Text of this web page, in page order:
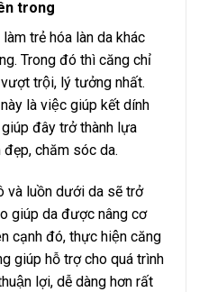
trong
trẻ hóa làn da khác
Trong đó thì căng chỉ
trội, lý tưởng nhất.
là việc giúp kết dính
đây trở thành lựa
chăm sóc da.
và luồn dưới da sẽ trở
giúp da được nâng cơ
cạnh đó, thực hiện căng
giúp hỗ trợ cho quá trình
lợi, dễ dàng hơn rất